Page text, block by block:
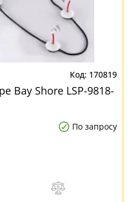
170819
Bay Shore LSP-9818-
По запросу